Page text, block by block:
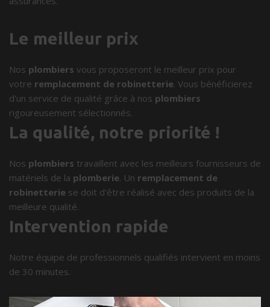
Le meilleur prix
Nos plombiers vous proposeront le meilleur prix pour
votre remplacement de robinetterie. Vous bénéficierez
d'un service de qualité grâce à nos plombiers
rigoureusement sélectionnés.
La qualité, notre priorité !
Nos plombiers travaillent avec les meilleurs fournisseurs de
matériels de la plomberie. Un remplacement de
robinetterie se doit d'être réalisé avec des produits de la
meilleure qualité.
Intervention rapide
Notre équipe de professionnels qualifiés intervient en moins
de 30 minutes.